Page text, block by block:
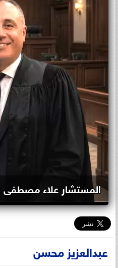
المستشار علاء مصطفى
عبدالعزيز محسن